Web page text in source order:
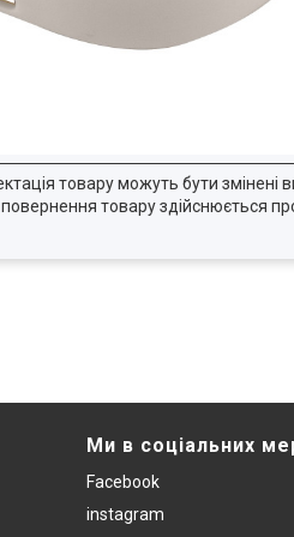
товару можуть бути змінені
товару здійснюється
Ми в соціальних
Facebook
instagram